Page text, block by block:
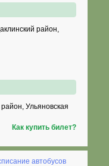
район,
Ульяновская
Как купить билет?
автобусов